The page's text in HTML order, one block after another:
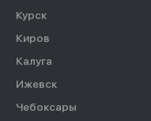
Курск
Киров
Калуга
Ижевск
Чебоксары